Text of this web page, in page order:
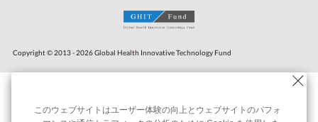
Copyright © 2013 - 2026 Global Health Innovative Technology Fund
このウェブサイトはユーザー体験の向上とウェブサイトのパフォ